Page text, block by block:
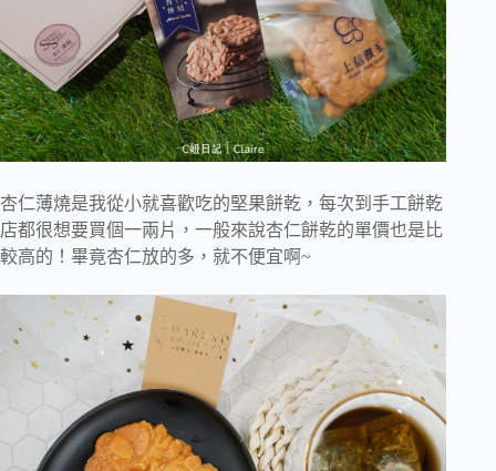
杏仁薄燒是我從小就喜歡吃的堅果餅乾，每次到手工餅乾
店都很想要買個一兩片，一般來說杏仁餅乾的單價也是比
較高的！畢竟杏仁放的多，就不便宜啊~